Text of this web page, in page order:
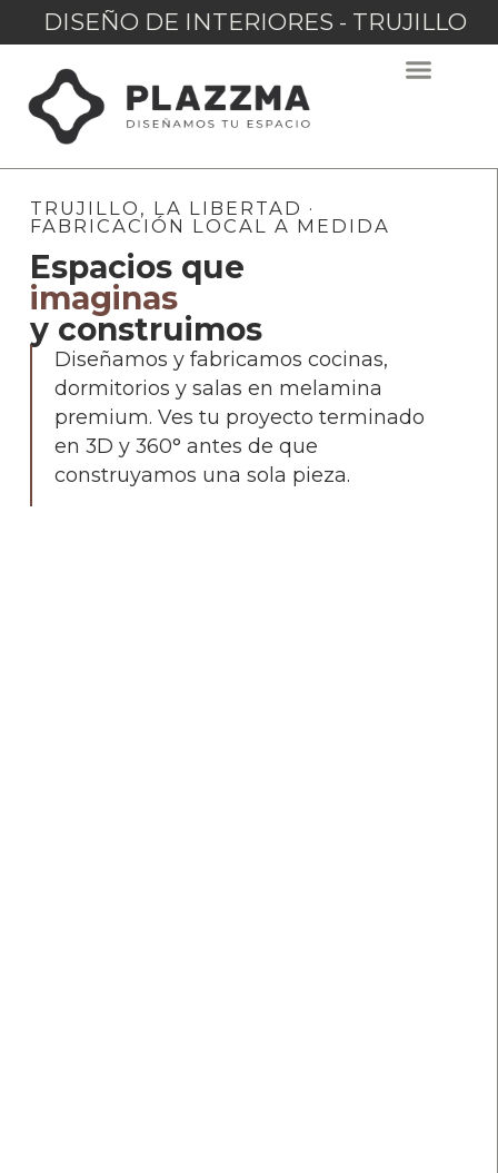
DISEÑO DE INTERIORES - TRUJILLO
TRUJILLO, LA LIBERTAD ·
FABRICACIÓN LOCAL A MEDIDA
Espacios que
imaginas
y construimos
Diseñamos y fabricamos cocinas,
dormitorios y salas en melamina
premium. Ves tu proyecto terminado
en 3D y 360° antes de que
construyamos una sola pieza.